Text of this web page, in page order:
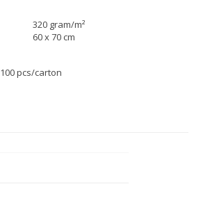
320 gram/m²
60 x 70 cm
100 pcs/carton